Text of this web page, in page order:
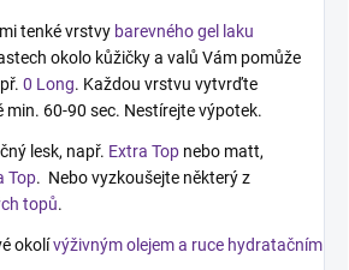
tenké vrstvy barevného gel laku
okolo kůžičky a valů Vám pomůže
0 Long. Každou vrstvu vytvrďte
min. 60-90 sec. Nestírejte výpotek.
lesk, např. Extra Top nebo matt,
Top. Nebo vyzkoušejte některý z
topů.
okolívýživným olejem a ruce hydratačním